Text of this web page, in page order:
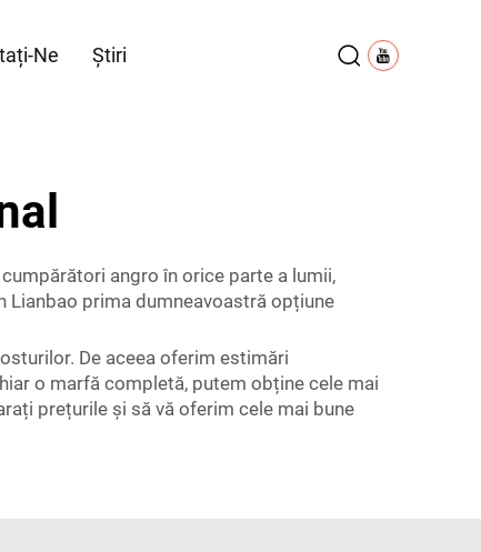
Ne Știri
angro în orice parte a lumii,
prima dumneavoastră opțiune
De aceea oferim estimări
o marfă completă, putem obține cele mai
prețurile și să vă oferim cele mai bune